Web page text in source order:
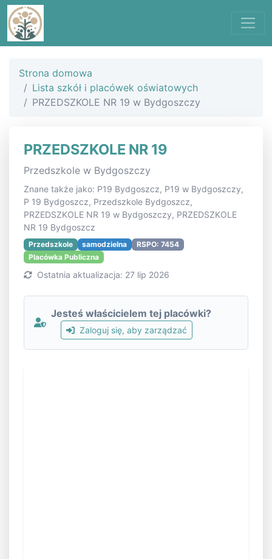
Strona domowa
Lista szkół i placówek oświatowych
PRZEDSZKOLE NR 19 w Bydgoszczy
PRZEDSZKOLE NR 19
Przedszkole w Bydgoszczy
Znane także jako: P19 Bydgoszcz, P19 w Bydgoszczy,
P 19 Bydgoszcz, Przedszkole Bydgoszcz,
PRZEDSZKOLE NR 19 w Bydgoszczy, PRZEDSZKOLE
NR 19 Bydgoszcz
Przedszkole samodzielna
RSPO: 7454
Placówka Publiczna
Ostatnia aktualizacja: 27 lip 2026
Jesteś właścicielem tej placówki?
Zaloguj się, aby zarządzać